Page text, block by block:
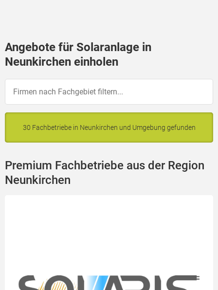
Angebote für Solaranlage in
Neunkirchen einholen
30 Fachbetriebe in Neunkirchen und Umgebung gefunden
Premium Fachbetriebe aus der Region
Neunkirchen